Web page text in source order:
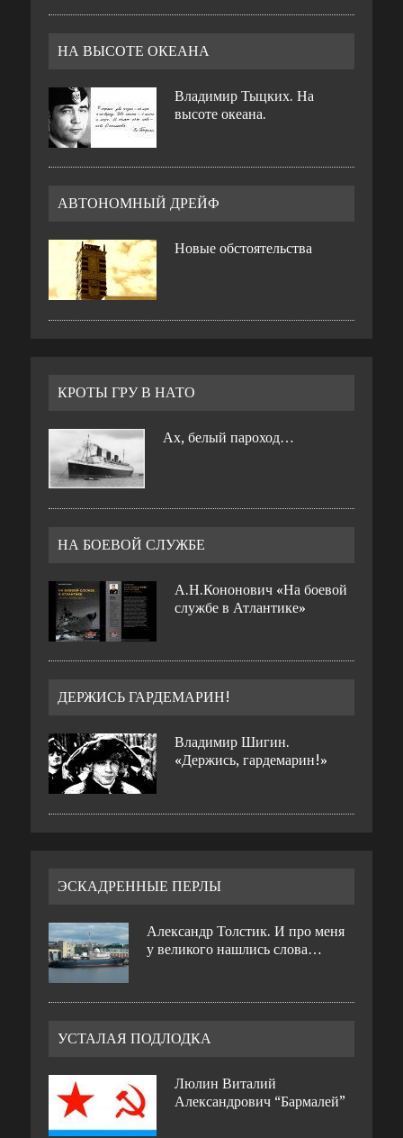
НА ВЫСОТЕ ОКЕАНА
Владимир Тыцких. На
высоте океана.
АВТОНОМНЫЙ ДРЕЙФ
Новые обстоятельства
КРОТЫ ГРУ В НАТО
Ах, белый пароход…
НА БОЕВОЙ СЛУЖБЕ
А.Н.Кононович «На боевой
службе в Атлантике»
ДЕРЖИСЬ ГАРДЕМАРИН!
Владимир Шигин.
«Держись, гардемарин!»
ЭСКАДРЕННЫЕ ПЕРЛЫ
Александр Толстик. И про меня
у великого нашлись слова…
УСТАЛАЯ ПОДЛОДКА
Люлин Виталий
Александрович “Бармалей”